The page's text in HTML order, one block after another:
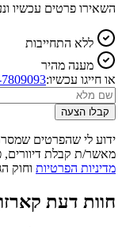
השאירו פרטים עכשיו
ללא התחייבות
מענה מהיר
או חייגו עכשיו:
קבלו הצעה
ידוע לי שהפרטים
מאשר/ת קבלת דיוורים,
מדיניות הפרטיות וחוק
חוות דעת